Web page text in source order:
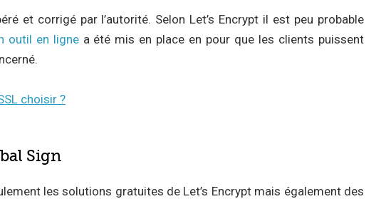
et corrigé par l’autorité. Selon Let’s Encrypt il est peu probable
outil en lignea été mis en place en pour que les clients puissent
choisir ?
Sign
les solutions gratuites de Let’s Encrypt mais également des